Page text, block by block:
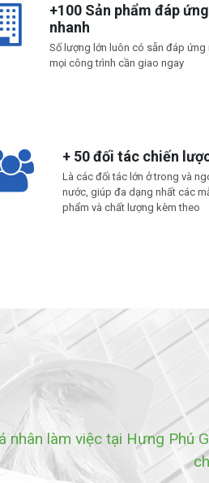
+100 Sản phẩm đáp ứng
nhanh
Số lượng lớn luôn có sẵn đáp ứng
mọi công trình cần giao ngay
+ 50 đối tác chiến
Là các đối tác lớn ở trong và
nước, giúp đa dạng nhất các
phẩm và chất lượng kèm theo
nhân làm việc tại Hưng Phú